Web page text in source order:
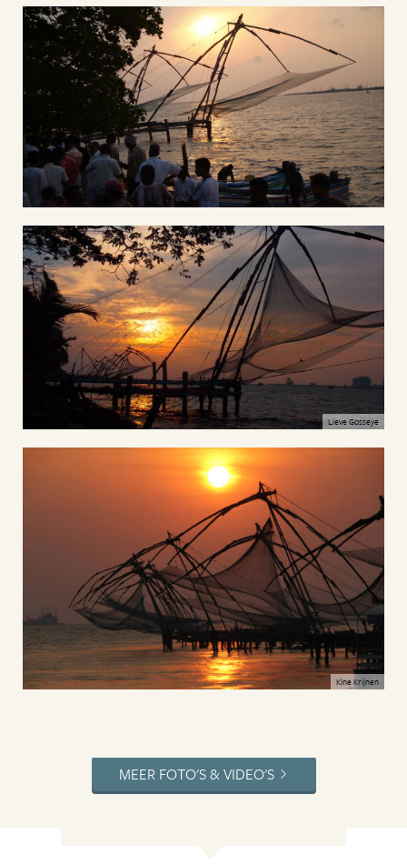
Lieve Gosseye
Kine Krijnen
MEER FOTO'S & VIDEO'S